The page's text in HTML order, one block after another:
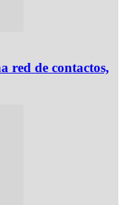
red de contactos,